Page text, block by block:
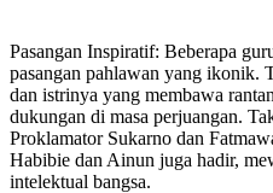
Pasangan Inspiratif: Beberapa
pasangan pahlawan yang ikonik.
dan istrinya yang membawa
dukungan di masa perjuangan.
Proklamator Sukarno dan
Habibie dan Ainun juga hadir,
intelektual bangsa.